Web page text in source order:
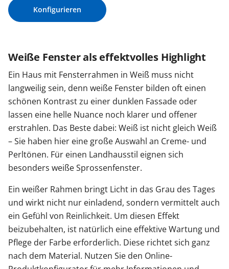
Konfigurieren
Weiße Fenster als effektvolles Highlight
Ein Haus mit Fensterrahmen in Weiß muss nicht
langweilig sein, denn weiße Fenster bilden oft einen
schönen Kontrast zu einer dunklen Fassade oder
lassen eine helle Nuance noch klarer und offener
erstrahlen. Das Beste dabei: Weiß ist nicht gleich Weiß
– Sie haben hier eine große Auswahl an Creme- und
Perltönen. Für einen Landhausstil eignen sich
besonders weiße Sprossenfenster.
Ein weißer Rahmen bringt Licht in das Grau des Tages
und wirkt nicht nur einladend, sondern vermittelt auch
ein Gefühl von Reinlichkeit. Um diesen Effekt
beizubehalten, ist natürlich eine effektive Wartung und
Pflege der Farbe erforderlich. Diese richtet sich ganz
nach dem Material. Nutzen Sie den Online-